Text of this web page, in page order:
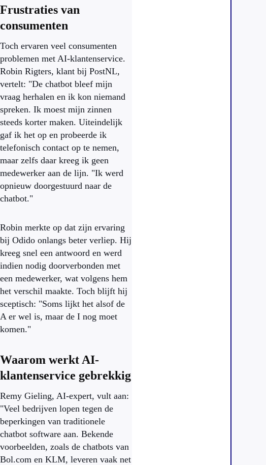
Frustraties van
consumenten
Toch ervaren veel consumenten
problemen met AI-klantenservice.
Robin Rigters, klant bij PostNL,
vertelt: "De chatbot bleef mijn
vraag herhalen en ik kon niemand
spreken. Ik moest mijn zinnen
steeds korter maken. Uiteindelijk
gaf ik het op en probeerde ik
telefonisch contact op te nemen,
maar zelfs daar kreeg ik geen
medewerker aan de lijn. "Ik werd
opnieuw doorgestuurd naar de
chatbot."
Robin merkte op dat zijn ervaring
bij Odido onlangs beter verliep. Hij
kreeg snel een antwoord en werd
indien nodig doorverbonden met
een medewerker, wat volgens hem
het verschil maakte. Toch blijft hij
sceptisch: "Soms lijkt het alsof de
A er wel is, maar de I nog moet
komen."
Waarom werkt AI-
klantenservice gebrekkig
Remy Gieling, AI-expert, vult aan:
"Veel bedrijven lopen tegen de
beperkingen van traditionele
chatbot software aan. Bekende
voorbeelden, zoals de chatbots van
Bol.com en KLM, leveren vaak net